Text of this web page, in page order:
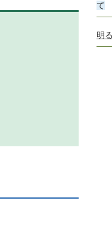
て
明